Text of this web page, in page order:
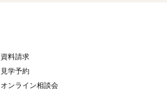
資料請求
見学予約
オンライン相談会